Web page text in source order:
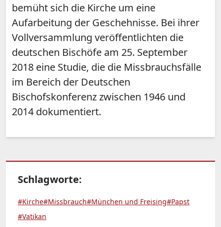
bemüht sich die Kirche um eine
Aufarbeitung der Geschehnisse. Bei ihrer
Vollversammlung veröffentlichten die
deutschen Bischöfe am 25. September
2018 eine Studie, die die Missbrauchsfälle
im Bereich der Deutschen
Bischofskonferenz zwischen 1946 und
2014 dokumentiert.
Schlagworte:
#Kirche#Missbrauch#München und Freising#Papst
#Vatikan